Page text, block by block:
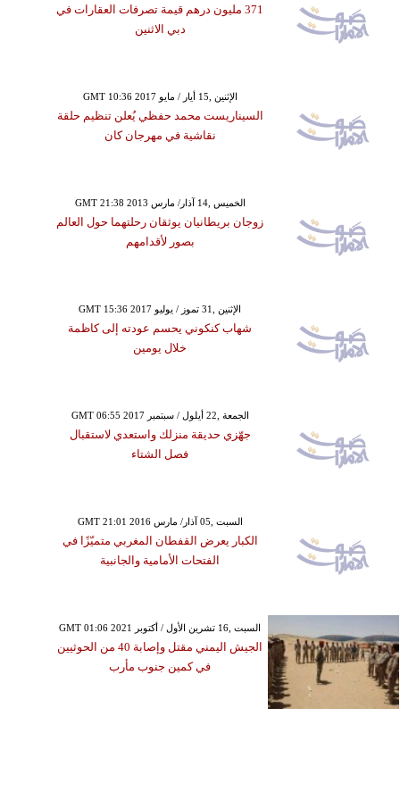
371 مليون درهم قيمة تصرفات العقارات في
دبي الاثنين
GMT 10:36 2017 الإثنين ,15 أيار / مايو
السيناريست محمد حفظي يُعلن تنظيم حلقة
نقاشية في مهرجان كان
GMT 21:38 2013 الخميس ,14 آذار/ مارس
زوجان بريطانيان يوثقان رحلتهما حول العالم
بصور لأقدامهم
GMT 15:36 2017 الإثنين ,31 تموز / يوليو
شهاب كنكوني يحسم عودته إلى كاظمة
خلال يومين
GMT 06:55 2017 الجمعة ,22 أيلول / سبتمبر
جهّزي حديقة منزلك واستعدي لاستقبال
فصل الشتاء
GMT 21:01 2016 السبت ,05 آذار/ مارس
الكبار يعرض القفطان المغربي متميّزًا في
الفتحات الأمامية والجانبية
GMT 01:06 2021 السبت ,16 تشرين الأول / أكتوبر
الجيش اليمني مقتل وإصابة 40 من الحوثيين
في كمين جنوب مأرب